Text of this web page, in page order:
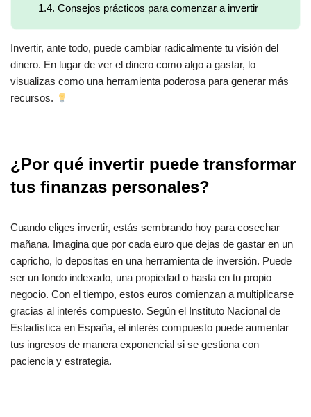
1.4. Consejos prácticos para comenzar a invertir
Invertir, ante todo, puede cambiar radicalmente tu visión del
dinero. En lugar de ver el dinero como algo a gastar, lo
visualizas como una herramienta poderosa para generar más
recursos.
¿Por qué invertir puede transformar
tus finanzas personales?
Cuando eliges invertir, estás sembrando hoy para cosechar
mañana. Imagina que por cada euro que dejas de gastar en un
capricho, lo depositas en una herramienta de inversión. Puede
ser un fondo indexado, una propiedad o hasta en tu propio
negocio. Con el tiempo, estos euros comienzan a multiplicarse
gracias al interés compuesto. Según el Instituto Nacional de
Estadística en España, el interés compuesto puede aumentar
tus ingresos de manera exponencial si se gestiona con
paciencia y estrategia.